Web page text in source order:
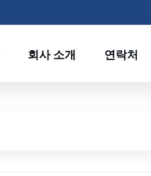
회사 소개 연락처